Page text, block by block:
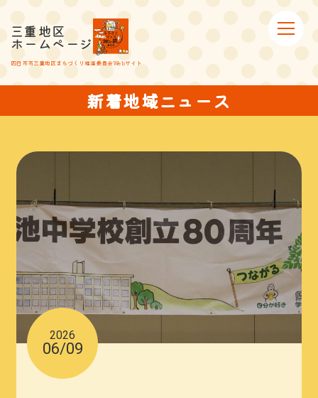
三重地区
ホームページ
四日市市三重地区まちづくり推進委員会Webサイト
新着地域ニュース
2026
06/09